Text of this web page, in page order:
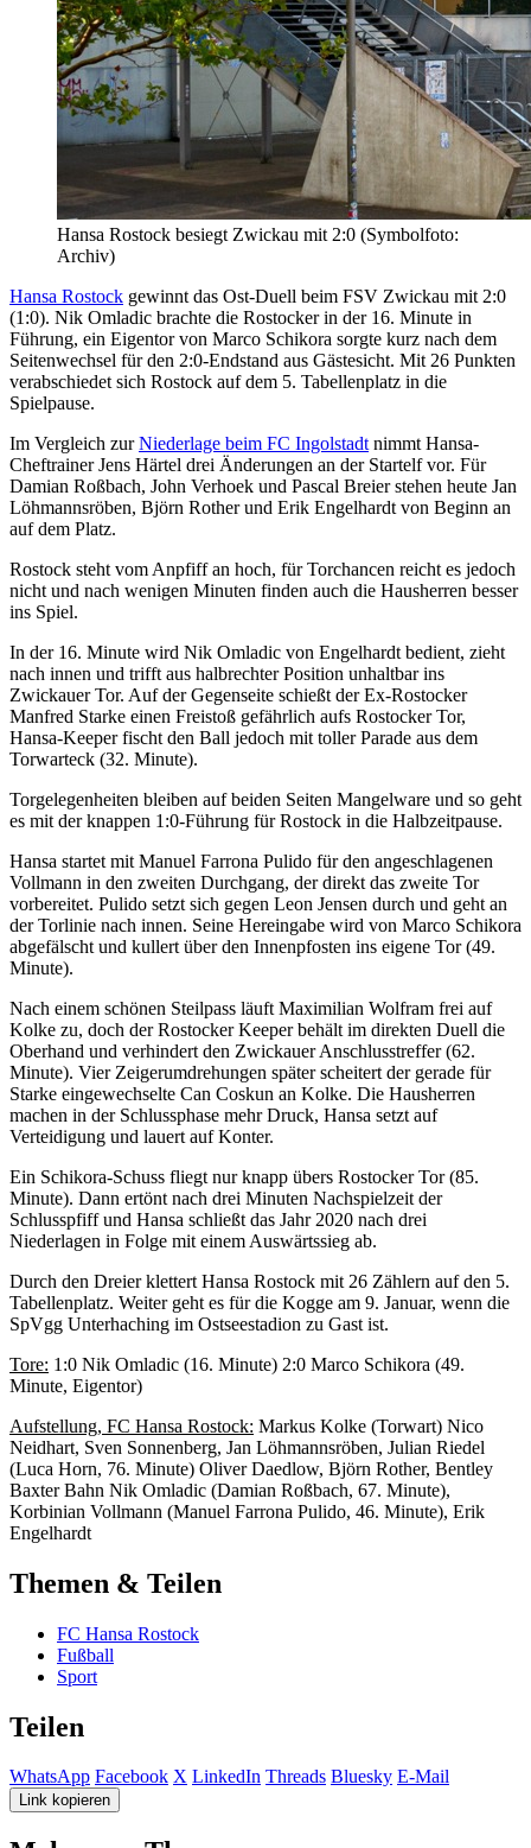
Hansa Rostock besiegt Zwickau mit 2:0 (Symbolfoto:
Archiv)
Hansa Rostock gewinnt das Ost-Duell beim FSV Zwickau mit 2:0
(1:0). Nik Omladic brachte die Rostocker in der 16. Minute in
Führung, ein Eigentor von Marco Schikora sorgte kurz nach dem
Seitenwechsel für den 2:0-Endstand aus Gästesicht. Mit 26 Punkten
verabschiedet sich Rostock auf dem 5. Tabellenplatz in die
Spielpause.
Im Vergleich zurNiederlage beim FC Ingolstadt nimmt Hansa-
Cheftrainer Jens Härtel drei Änderungen an der Startelf vor. Für
Damian Roßbach, John Verhoek und Pascal Breier stehen heute Jan
Löhmannsröben, Björn Rother und Erik Engelhardt von Beginn an
auf dem Platz.
Rostock steht vom Anpfiff an hoch, für Torchancen reicht es jedoch
nicht und nach wenigen Minuten finden auch die Hausherren besser
ins Spiel.
In der 16. Minute wird Nik Omladic von Engelhardt bedient, zieht
nach innen und trifft aus halbrechter Position unhaltbar ins
Zwickauer Tor. Auf der Gegenseite schießt der Ex-Rostocker
Manfred Starke einen Freistoß gefährlich aufs Rostocker Tor,
Hansa-Keeper fischt den Ball jedoch mit toller Parade aus dem
Torwarteck (32. Minute).
Torgelegenheiten bleiben auf beiden Seiten Mangelware und so geht
es mit der knappen 1:0-Führung für Rostock in die Halbzeitpause.
Hansa startet mit Manuel Farrona Pulido für den angeschlagenen
Vollmann in den zweiten Durchgang, der direkt das zweite Tor
vorbereitet. Pulido setzt sich gegen Leon Jensen durch und geht an
der Torlinie nach innen. Seine Hereingabe wird von Marco Schikora
abgefälscht und kullert über den Innenpfosten ins eigene Tor (49.
Minute).
Nach einem schönen Steilpass läuft Maximilian Wolfram frei auf
Kolke zu, doch der Rostocker Keeper behält im direkten Duell die
Oberhand und verhindert den Zwickauer Anschlusstreffer (62.
Minute). Vier Zeigerumdrehungen später scheitert der gerade für
Starke eingewechselte Can Coskun an Kolke. Die Hausherren
machen in der Schlussphase mehr Druck, Hansa setzt auf
Verteidigung und lauert auf Konter.
Ein Schikora-Schuss fliegt nur knapp übers Rostocker Tor (85.
Minute). Dann ertönt nach drei Minuten Nachspielzeit der
Schlusspfiff und Hansa schließt das Jahr 2020 nach drei
Niederlagen in Folge mit einem Auswärtssieg ab.
Durch den Dreier klettert Hansa Rostock mit 26 Zählern auf den 5.
Tabellenplatz. Weiter geht es für die Kogge am 9. Januar, wenn die
SpVgg Unterhaching im Ostseestadion zu Gast ist.
Tore: 1:0 Nik Omladic (16. Minute) 2:0 Marco Schikora (49.
Minute, Eigentor)
Aufstellung, FC Hansa Rostock: Markus Kolke (Torwart) Nico
Neidhart, Sven Sonnenberg, Jan Löhmannsröben, Julian Riedel
(Luca Horn, 76. Minute) Oliver Daedlow, Björn Rother, Bentley
Baxter Bahn Nik Omladic (Damian Roßbach, 67. Minute),
Korbinian Vollmann (Manuel Farrona Pulido, 46. Minute), Erik
Engelhardt
Themen & Teilen
FC Hansa Rostock
Fußball
Sport
Teilen
WhatsApp Facebook X LinkedIn Threads Bluesky E-Mail
Link kopieren